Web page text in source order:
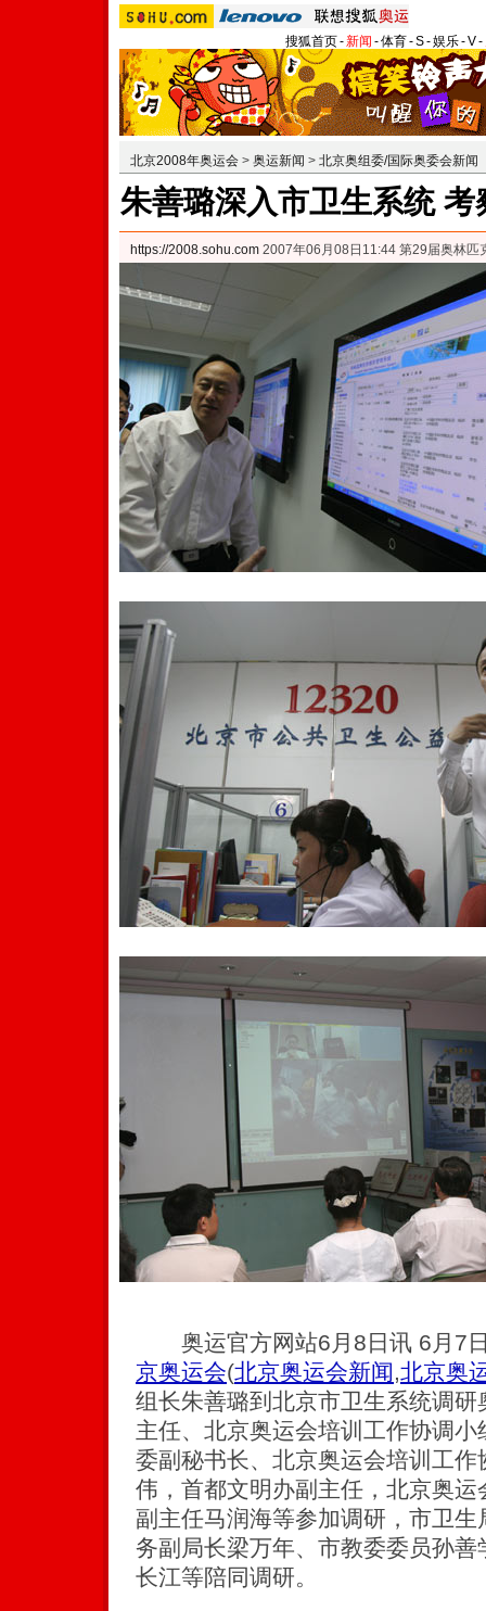
搜狐首页-新闻 -体育-S-娱乐-V-
北京2008年奥运会 > 奥运新闻 > 北京奥组委/国际奥委会新闻
朱善璐深入市卫生系统
https://2008.sohu.com 2007年06月08日11:44 第29届奥林匹
奥运官方网站6月8日讯 6月7日
京奥运会(北京奥运会新闻,北京奥
组长朱善璐到北京市卫生系统调
主任、北京奥运会培训工作协调
委副秘书长、北京奥运会培训工
伟，首都文明办副主任，北京奥
副主任马润海等参加调研，市卫
务副局长梁万年、市教委委员孙
长江等陪同调研。